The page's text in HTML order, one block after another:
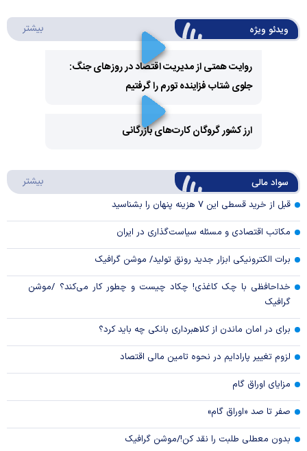
ویدئو ویژه بیشتر
Play
Video
روایت همتی از مدیریت اقتصاد در روزهای جنگ:
جلوی شتاب فزاینده تورم را گرفتیم
Video
ارز کشور گروگان کارت‌های بازرگانی
سواد مالی بیشتر
قبل از خرید قسطی این ۷ هزینه پنهان را بشناسید
مکاتب اقتصادی و مسئله سیاست‌گذاری در ایران
برات الکترونیکی ابزار جدید رونق تولید/ موشن گرافیک
خداحافظی با چک کاغذی! چکاد چیست و چطور کار می‌کند؟ /موشن
گرافیک
برای در امان ماندن از کلاهبرداری بانکی چه باید کرد؟
لزوم تغییر پارادایم در نحوه تامین مالی اقتصاد
مزایای اوراق گام
صفر تا صد «اوراق گام»
بدون معطلی طلبت را نقد کن!/موشن گرافیک